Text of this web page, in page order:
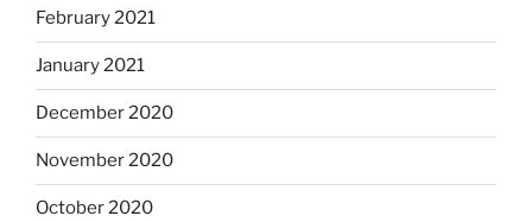
February 2021
January 2021
December 2020
November 2020
October 2020